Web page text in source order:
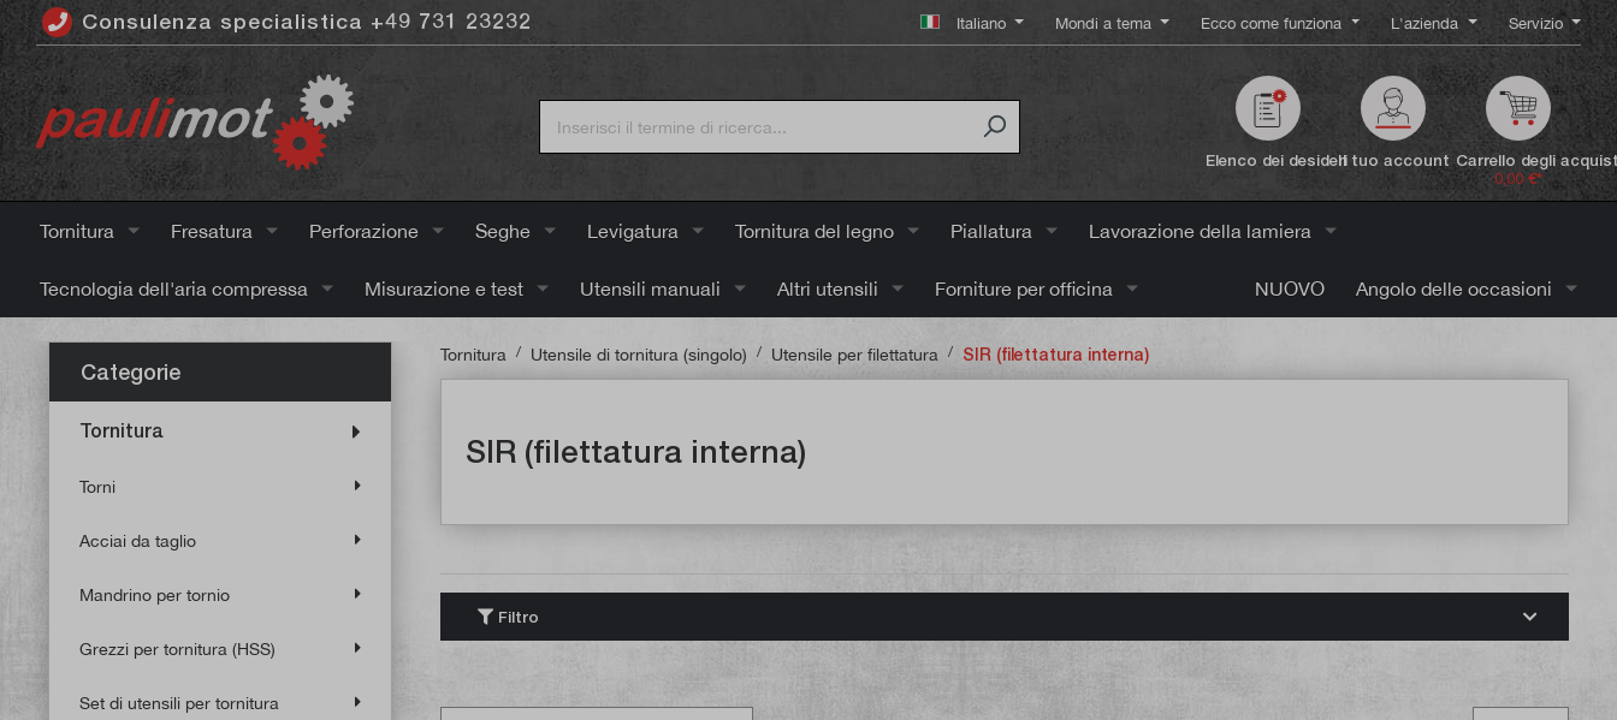
principale
Consulenza specialistica +49 731 23232 Italiano Mondi a tema Ecco come funziona L'azienda Servizio
Elenco dei desideriIl tuo account Carrello degli
0,00 €*
Tornitura Fresatura Perforazione Seghe Levigatura Tornitura del legno Piallatura Lavorazione della lamiera
Tecnologia dell'aria compressa Misurazione e test Utensili manuali Altri utensili Forniture per officina NUOVO Angolo delle occasioni
Categorie
Tornitura
Torni
Acciai da taglio
Mandrino per tornio
Grezzi per tornitura (HSS)
Set di utensili per tornitura
Tornitura / Utensile di tornitura (singolo) / Utensile per filettatura / SIR (filettatura interna)
SIR (filettatura interna)
Filtro